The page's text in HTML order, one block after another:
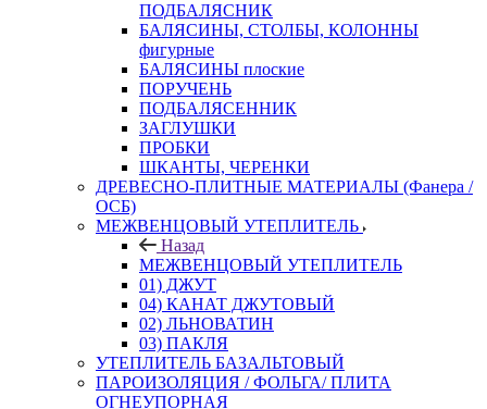
ПОДБАЛЯСНИК
БАЛЯСИНЫ, СТОЛБЫ, КОЛОННЫ
фигурные
БАЛЯСИНЫ плоские
ПОРУЧЕНЬ
ПОДБАЛЯСЕННИК
ЗАГЛУШКИ
ПРОБКИ
ШКАНТЫ, ЧЕРЕНКИ
ДРЕВЕСНО-ПЛИТНЫЕ МАТЕРИАЛЫ (Фанера /
ОСБ)
МЕЖВЕНЦОВЫЙ УТЕПЛИТЕЛЬ
Назад
МЕЖВЕНЦОВЫЙ УТЕПЛИТЕЛЬ
01) ДЖУТ
04) КАНАТ ДЖУТОВЫЙ
02) ЛЬНОВАТИН
03) ПАКЛЯ
УТЕПЛИТЕЛЬ БАЗАЛЬТОВЫЙ
ПАРОИЗОЛЯЦИЯ / ФОЛЬГА/ ПЛИТА
ОГНЕУПОРНАЯ